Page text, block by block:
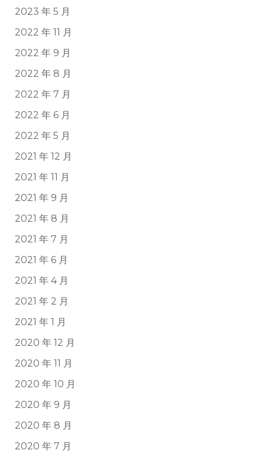
2023 年 5 月
2022 年 11 月
2022 年 9 月
2022 年 8 月
2022 年 7 月
2022 年 6 月
2022 年 5 月
2021 年 12 月
2021 年 11 月
2021 年 9 月
2021 年 8 月
2021 年 7 月
2021 年 6 月
2021 年 4 月
2021 年 2 月
2021 年 1 月
2020 年 12 月
2020 年 11 月
2020 年 10 月
2020 年 9 月
2020 年 8 月
2020 年 7 月